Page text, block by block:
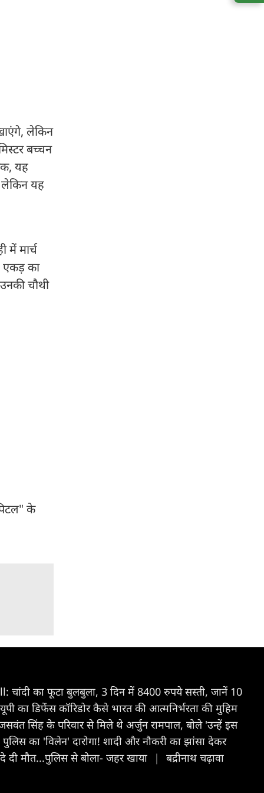
लेकिन
बच्चन
यह
लेकिन यह
में मार्च
एकड़ का
चौथी
के
चांदी का फूटा बुलबुला, 3 दिन में 8400 रुपये सस्ती, जानें 10
यूपी का डिफेंस कॉरिडोर कैसे भारत की आत्मनिर्भरता की मुहिम
सिंह के परिवार से मिले थे अर्जुन रामपाल, बोले 'उन्हें इस
पुलिस का 'विलेन' दारोगा! शादी और नौकरी का झांसा देकर
दी मौत...पुलिस से बोला- जहर खाया |
बद्रीनाथ चढ़ावा